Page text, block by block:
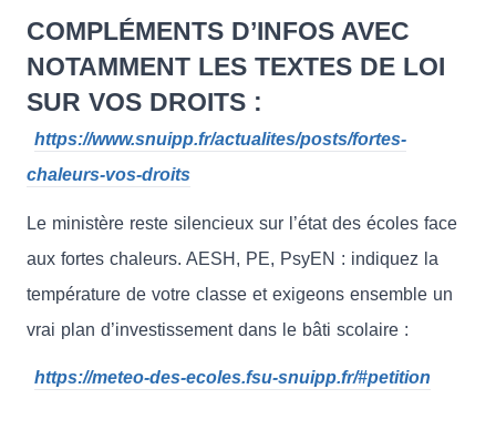
COMPLÉMENTS D’INFOS AVEC
NOTAMMENT LES TEXTES DE LOI
SUR VOS DROITS :
https://www.snuipp.fr/actualites/posts/fortes-
chaleurs-vos-droits
Le ministère reste silencieux sur l’état des écoles face
aux fortes chaleurs. AESH, PE, PsyEN : indiquez la
température de votre classe et exigeons ensemble un
vrai plan d’investissement dans le bâti scolaire :
https://meteo-des-ecoles.fsu-snuipp.fr/#petition